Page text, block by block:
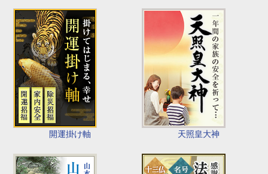
開運掛け軸 天照皇大神